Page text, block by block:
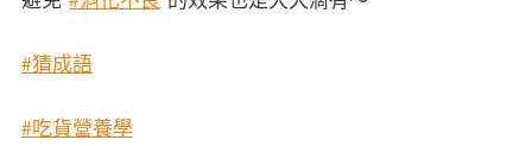
#猜成語
#吃貨營養學